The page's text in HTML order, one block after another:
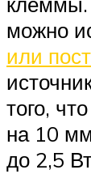
можно
или
того,
на 10
до 2,5